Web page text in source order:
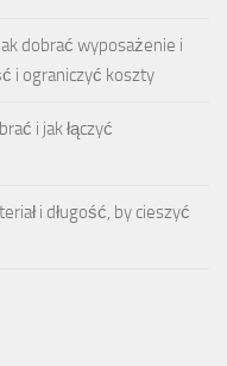
dobrać wyposażenie i
i ograniczyć koszty
i jak łączyć
i długość, by cieszyć